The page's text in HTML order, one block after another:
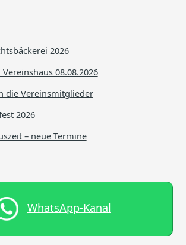
2026
08.08.2026
die Vereinsmitglieder
2026
– neue Termine
WhatsApp-Kanal